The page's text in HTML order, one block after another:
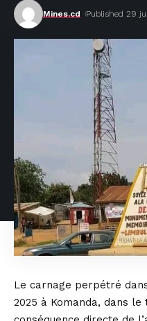
Mines.cd Published 29
Le carnage perpétré
2025 à Komanda, dans